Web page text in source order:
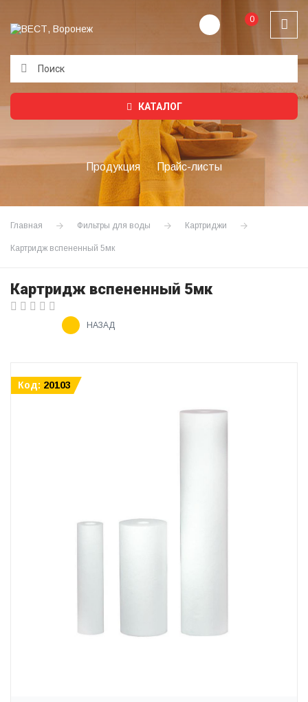
0
КАТАЛОГ
Продукция Прайс-листы
Главная Фильтры для воды Картриджи
Картридж вспененный 5мк
Картридж вспененный 5мк
НАЗАД
Код: 20103